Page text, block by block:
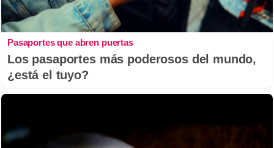
Pasaportes que abren puertas
Los pasaportes más poderosos del mundo,
¿está el tuyo?